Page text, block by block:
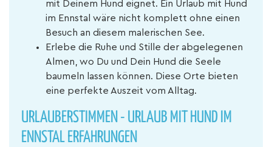
mit Deinem Hund eignet. Ein Urlaub mit Hund
im Ennstal wäre nicht komplett ohne einen
Besuch an diesem malerischen See.
Erlebe die Ruhe und Stille der abgelegenen
Almen, wo Du und Dein Hund die Seele
baumeln lassen können. Diese Orte bieten
eine perfekte Auszeit vom Alltag.
URLAUBERSTIMMEN - URLAUB MIT HUND IM
ENNSTAL ERFAHRUNGEN